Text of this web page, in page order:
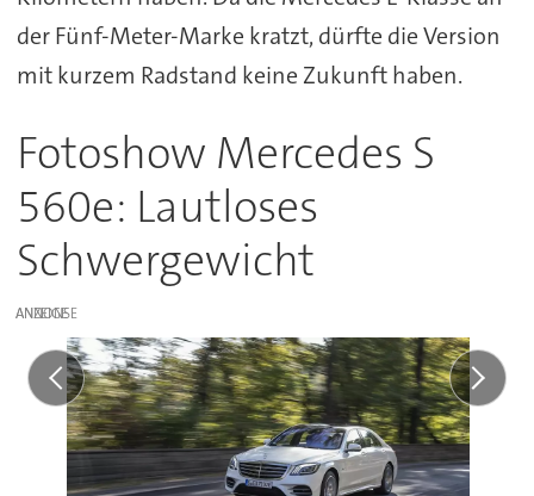
der Fünf-Meter-Marke kratzt, dürfte die Version
mit kurzem Radstand keine Zukunft haben.
Fotoshow Mercedes S
560e: Lautloses
Schwergewicht
ANZEIGE